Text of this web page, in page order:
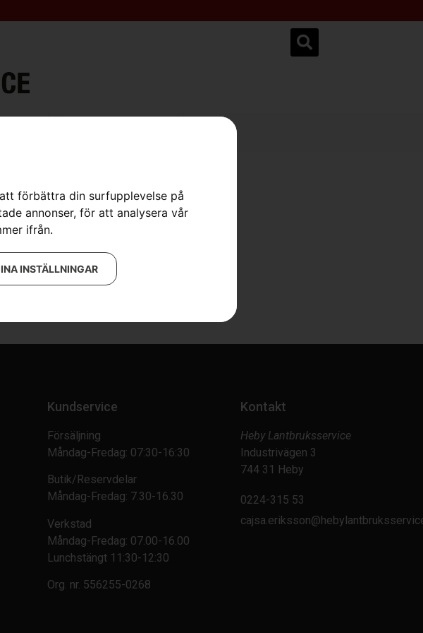
förbättra din surfupplevelse på
annonser, för att analysera vår
ifrån.
INSTÄLLNINGAR
Kundservice
Försäljning
Måndag-Fredag: 07:30-16:30
Butik/Reservdelar
Måndag-Fredag: 7.30-16.30
Verkstad
Måndag-Fredag: 07.00-16.00
Lunchstängt 11:30-12:30
Org. nr. 556255-0268
Kontakt
Heby Lantbruksservice
Industrivägen 3
744 31 Heby
0224-315 53